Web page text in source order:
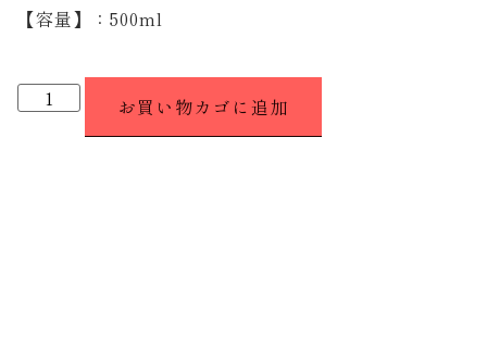
【容量】：500ml
お買い物カゴに追加